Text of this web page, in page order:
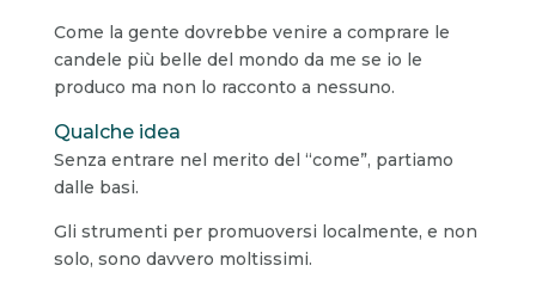
Come la gente dovrebbe venire a comprare le
candele più belle del mondo da me se io le
produco ma non lo racconto a nessuno.
Qualche idea
Senza entrare nel merito del “come”, partiamo
dalle basi.
Gli strumenti per promuoversi localmente, e non
solo, sono davvero moltissimi.